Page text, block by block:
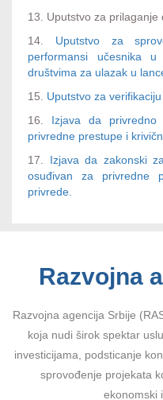
13. Uputstvo za prilaganje
14. Uputstvo za
performansi učesnika
društvima za ulazak u
15. Uputstvo za
16. Izjava da
privredne prestupe i
17. Izjava da zakonski
osuđivan za privredne
privrede.
Razvojna
Razvojna agencija Srbije
koja nudi širok spektar
investicijama, podsticanje
sprovođenje projekata
ekonomski